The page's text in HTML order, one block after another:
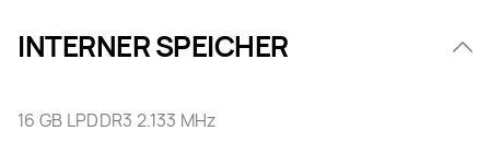
INTERNER SPEICHER
16 GB LPDDR3 2.133 MHz